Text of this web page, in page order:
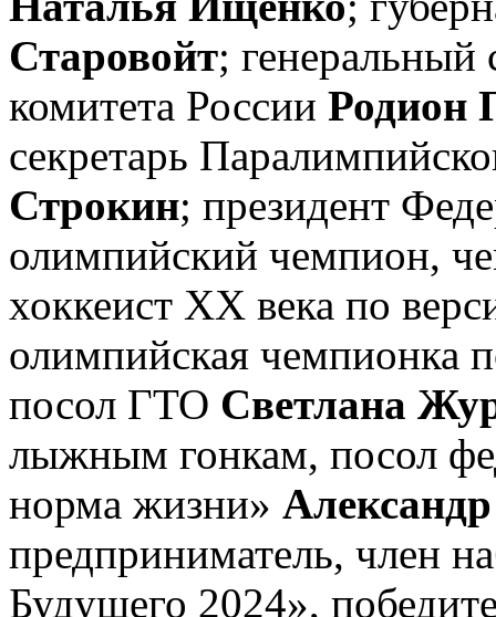
Старовойт; генеральный
комитета России Родион
секретарь
Строкин; президент
олимпийский чемпион,
хоккеист ХХ века по
олимпийская чемпионка
посол ГТО Светлана
лыжным гонкам, посол
норма жизни»
предприниматель, член
Будущего 2024»,